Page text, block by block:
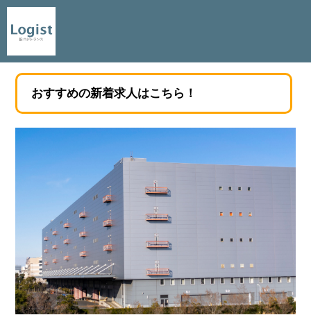
おすすめの新着求人はこちら！